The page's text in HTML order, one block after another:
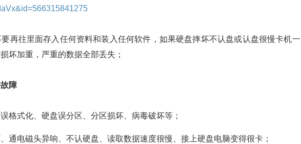
再往里面存入任何资料和装入任何软件，如果硬盘摔坏不认盘或认盘很慢卡机
坏加重，严重的数据全部丢失；
障
格式化、硬盘误分区、分区损坏、病毒破坏等；
通电磁头异响、不认硬盘、读取数据速度很慢、接上硬盘电脑变得很卡；